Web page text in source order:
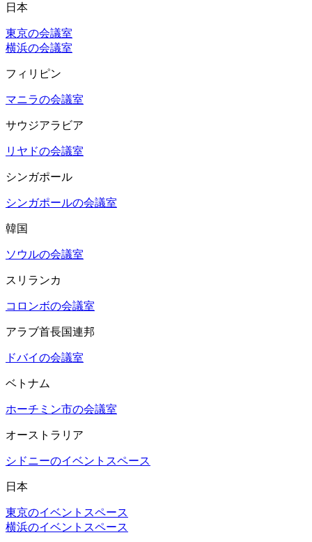
日本
東京の会議室
横浜の会議室
フィリピン
マニラの会議室
サウジアラビア
リヤドの会議室
シンガポール
シンガポールの会議室
韓国
ソウルの会議室
スリランカ
コロンボの会議室
アラブ首長国連邦
ドバイの会議室
ベトナム
ホーチミン市の会議室
オーストラリア
シドニーのイベントスペース
日本
東京のイベントスペース
横浜のイベントスペース